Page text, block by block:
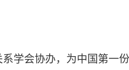
学会协办，为中国第一